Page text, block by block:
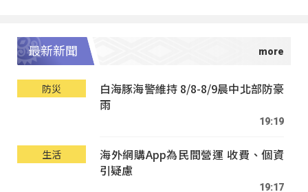
最新新聞
防災
白海豚海警維持 8/8-8/9晨中北部防豪
雨
19:19
生活
海外網購App為民間營運 收費、個資
引疑慮
19:17